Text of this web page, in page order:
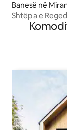
Banesë në
Shtëpia e